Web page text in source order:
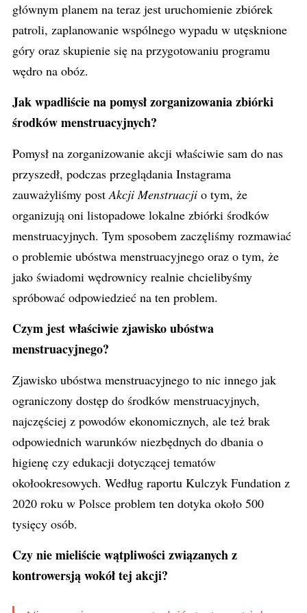
głównym planem na teraz jest uruchomienie zbiórek
patroli, zaplanowanie wspólnego wypadu w utęsknione
góry oraz skupienie się na przygotowaniu programu
wędro na obóz.
Jak wpadliście na pomysł zorganizowania zbiórki
środków menstruacyjnych?
Pomysł na zorganizowanie akcji właściwie sam do nas
przyszedł, podczas przeglądania Instagrama
zauważyliśmy postAkcji Menstruacji o tym, że
organizują oni listopadowe lokalne zbiórki środków
menstruacyjnych. Tym sposobem zaczęliśmy rozmawiać
o problemie ubóstwa menstruacyjnego oraz o tym, że
jako świadomi wędrownicy realnie chcielibyśmy
spróbować odpowiedzieć na ten problem.
Czym jest właściwie zjawisko ubóstwa
menstruacyjnego?
Zjawisko ubóstwa menstruacyjnego to nic innego jak
ograniczony dostęp do środków menstruacyjnych,
najczęściej z powodów ekonomicznych, ale też brak
odpowiednich warunków niezbędnych do dbania o
higienę czy edukacji dotyczącej tematów
okołookresowych. Według raportu Kulczyk Fundation z
2020 roku w Polsce problem ten dotyka około 500
tysięcy osób.
Czy nie mieliście wątpliwości związanych z
kontrowersją wokół tej akcji?